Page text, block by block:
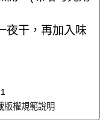
夜干，再加入味
版權規範說明